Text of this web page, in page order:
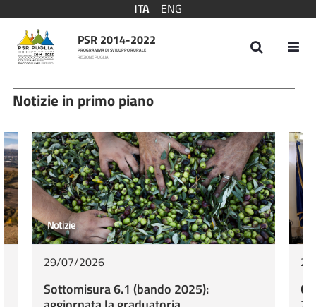
ITA
ENG
PSR 2014-2022
PROGRAMMA DI SVILUPPO RURALE
REGIONE PUGLIA
Archivio Notizie
Notizie in primo piano
Notizie
29/07/2026
Sottomisura 6.1 (bando 2025):